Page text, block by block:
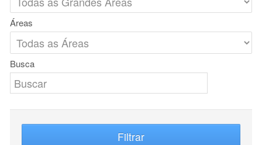
Áreas
Busca
Filtrar